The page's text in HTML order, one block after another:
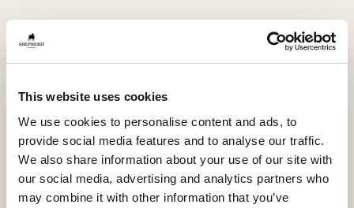
This website uses cookies
We use cookies to personalise content and ads, to
provide social media features and to analyse our traffic.
We also share information about your use of our site with
our social media, advertising and analytics partners who
may combine it with other information that you’ve